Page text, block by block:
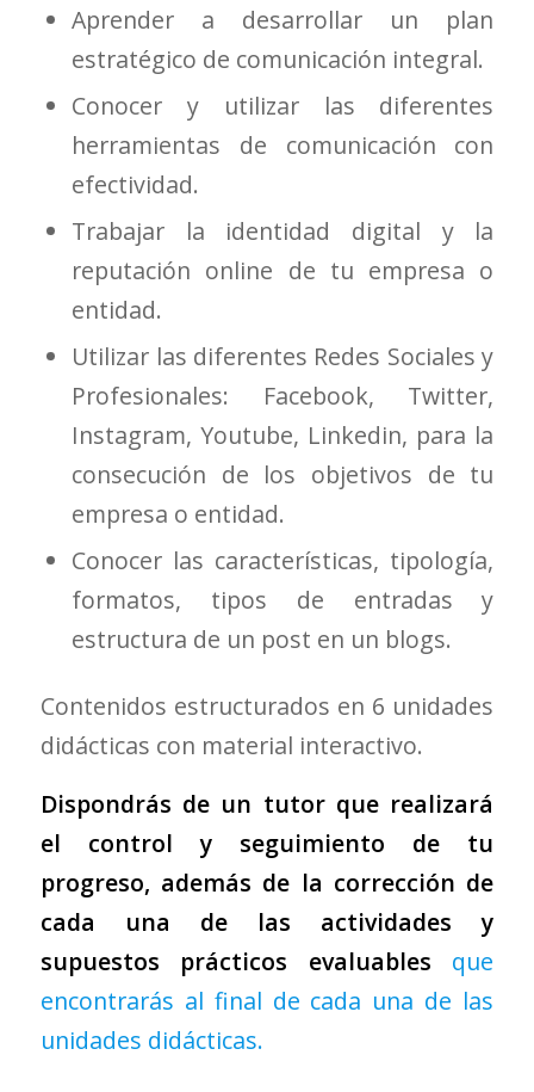
Aprender a desarrollar un plan
estratégico de comunicación integral.
Conocer y utilizar las diferentes
herramientas de comunicación con
efectividad.
Trabajar la identidad digital y la
reputación online de tu empresa o
entidad.
Utilizar las diferentes Redes Sociales y
Profesionales: Facebook, Twitter,
Instagram, Youtube, Linkedin, para la
consecución de los objetivos de tu
empresa o entidad.
Conocer las características, tipología,
formatos, tipos de entradas y
estructura de un post en un blogs.
Contenidos estructurados en 6 unidades
didácticas con material interactivo.
Dispondrás de un tutor que realizará
el control y seguimiento de tu
progreso, además de la corrección de
cada una de las actividades y
supuestos prácticos evaluables que
encontrarás al final de cada una de las
unidades didácticas.